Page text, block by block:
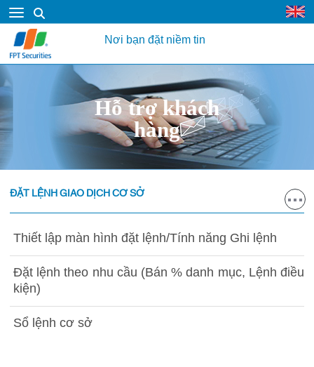
Nơi bạn đặt niềm tin
Hỗ trợ khách
hàng
ĐẶT LỆNH GIAO DỊCH CƠ SỞ
Thiết lập màn hình đặt lệnh/Tính năng Ghi lệnh
Đặt lệnh theo nhu cầu (Bán % danh mục, Lệnh điều
kiện)
Sổ lệnh cơ sở